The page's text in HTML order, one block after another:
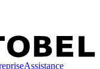
Assistance